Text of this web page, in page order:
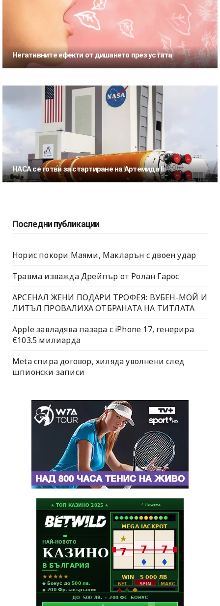
Негативните ефекти от дишането през устата
НАСА се готви за стартиране на Артемида II
Последни публикации
Норис покори Маями, Макларън с двоен удар
Травма изважда Дрейпър от Ролан Гарос
АРСЕНАЛ ЖЕНИ ПОДАРИ ТРОФЕЯ: ВУБЕН-МОЙ И
ЛИТЪЛ ПРОВАЛИХА ОТБРАНАТА НА ТИТЛАТА
Apple завладява пазара с iPhone 17, генерира
€103.5 милиарда
Meta спира договор, хиляда уволнени след
шпионски записи